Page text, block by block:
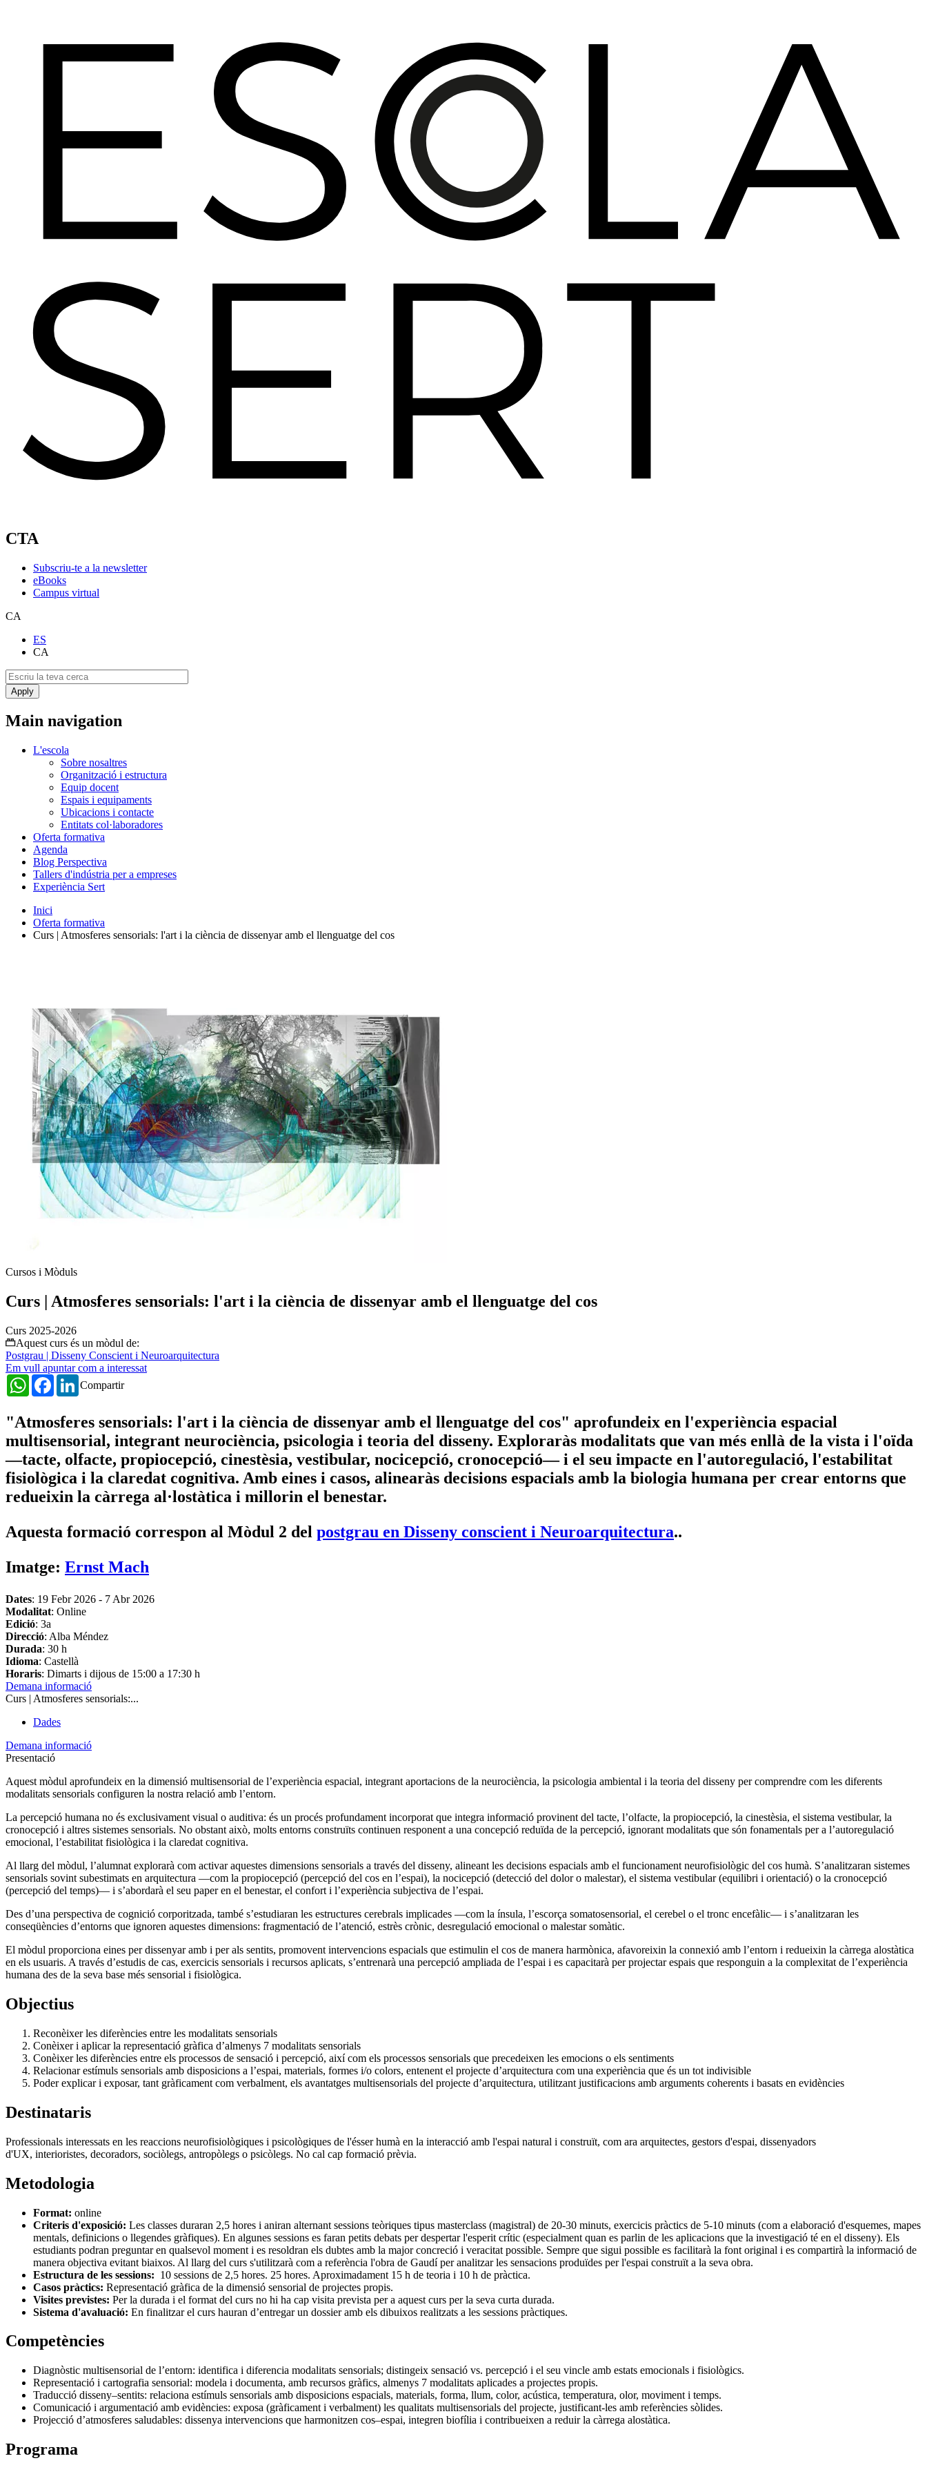
CTA
Subscriu-te a la newsletter
eBooks
Campus virtual
CA
ES
CA
Main navigation
L'escola
Sobre nosaltres
Organització i estructura
Equip docent
Espais i equipaments
Ubicacions i contacte
Entitats col·laboradores
Oferta formativa
Agenda
Blog Perspectiva
Tallers d'indústria per a empreses
Experiència Sert
Inici
Oferta formativa
Curs | Atmosferes sensorials: l'art i la ciència de dissenyar amb el llenguatge del cos
Cursos i Mòduls
Curs | Atmosferes sensorials: l'art i la ciència de dissenyar amb el llenguatge del cos
Curs 2025-2026
Aquest curs és un mòdul de:
Postgrau | Disseny Conscient i Neuroarquitectura
Em vull apuntar com a interessat
Compartir
WhatsAppFacebookLinkedIn
"Atmosferes sensorials: l'art i la ciència de dissenyar amb el llenguatge del cos" aprofundeix en l'experiència espacial
multisensorial, integrant neurociència, psicologia i teoria del disseny. Exploraràs modalitats que van més enllà de la vista i l'oïda
—tacte, olfacte, propiocepció, cinestèsia, vestibular, nocicepció, cronocepció— i el seu impacte en l'autoregulació, l'estabilitat
fisiològica i la claredat cognitiva. Amb eines i casos, alinearàs decisions espacials amb la biologia humana per crear entorns que
redueixin la càrrega al·lostàtica i millorin el benestar.
Aquesta formació correspon al Mòdul 2 del postgrau en Disseny conscient i Neuroarquitectura..
Imatge: Ernst Mach
Dates: 19 Febr 2026 - 7 Abr 2026
Modalitat: Online
Edició: 3a
Direcció: Alba Méndez
Durada: 30 h
Idioma: Castellà
Horaris: Dimarts i dijous de 15:00 a 17:30 h
Demana informació
Curs | Atmosferes sensorials:...
Dades
Demana informació
Presentació
Aquest mòdul aprofundeix en la dimensió multisensorial de l’experiència espacial, integrant aportacions de la neurociència, la psicologia ambiental i la teoria del disseny per comprendre com les diferents
modalitats sensorials configuren la nostra relació amb l’entorn.
La percepció humana no és exclusivament visual o auditiva: és un procés profundament incorporat que integra informació provinent del tacte, l’olfacte, la propiocepció, la cinestèsia, el sistema vestibular, la
cronocepció i altres sistemes sensorials. No obstant això, molts entorns construïts continuen responent a una concepció reduïda de la percepció, ignorant modalitats que són fonamentals per a l’autoregulació
emocional, l’estabilitat fisiològica i la claredat cognitiva.
Al llarg del mòdul, l’alumnat explorarà com activar aquestes dimensions sensorials a través del disseny, alineant les decisions espacials amb el funcionament neurofisiològic del cos humà. S’analitzaran sistemes
sensorials sovint subestimats en arquitectura —com la propiocepció (percepció del cos en l’espai), la nocicepció (detecció del dolor o malestar), el sistema vestibular (equilibri i orientació) o la cronocepció
(percepció del temps)— i s’abordarà el seu paper en el benestar, el confort i l’experiència subjectiva de l’espai.
Des d’una perspectiva de cognició corporitzada, també s’estudiaran les estructures cerebrals implicades —com la ínsula, l’escorça somatosensorial, el cerebel o el tronc encefàlic— i s’analitzaran les
conseqüències d’entorns que ignoren aquestes dimensions: fragmentació de l’atenció, estrès crònic, desregulació emocional o malestar somàtic.
El mòdul proporciona eines per dissenyar amb i per als sentits, promovent intervencions espacials que estimulin el cos de manera harmònica, afavoreixin la connexió amb l’entorn i redueixin la càrrega alostàtica
en els usuaris. A través d’estudis de cas, exercicis sensorials i recursos aplicats, s’entrenarà una percepció ampliada de l’espai i es capacitarà per projectar espais que responguin a la complexitat de l’experiència
humana des de la seva base més sensorial i fisiològica.
Objectius
Reconèixer les diferències entre les modalitats sensorials
Conèixer i aplicar la representació gràfica d’almenys 7 modalitats sensorials
Conèixer les diferències entre els processos de sensació i percepció, així com els processos sensorials que precedeixen les emocions o els sentiments
Relacionar estímuls sensorials amb disposicions a l’espai, materials, formes i/o colors, entenent el projecte d’arquitectura com una experiència que és un tot indivisible
Poder explicar i exposar, tant gràficament com verbalment, els avantatges multisensorials del projecte d’arquitectura, utilitzant justificacions amb arguments coherents i basats en evidències
Destinataris
Professionals interessats en les reaccions neurofisiològiques i psicològiques de l'ésser humà en la interacció amb l'espai natural i construït, com ara arquitectes, gestors d'espai, dissenyadors
d'UX, interioristes, decoradors, sociòlegs, antropòlegs o psicòlegs. No cal cap formació prèvia.
Metodologia
Format: online
Criteris d'exposició: Les classes duraran 2,5 hores i aniran alternant sessions teòriques tipus masterclass (magistral) de 20-30 minuts, exercicis pràctics de 5-10 minuts (com a elaboració d'esquemes, mapes
mentals, definicions o llegendes gràfiques). En algunes sessions es faran petits debats per despertar l'esperit crític (especialment quan es parlin de les aplicacions que la investigació té en el disseny). Els
estudiants podran preguntar en qualsevol moment i es resoldran els dubtes amb la major concreció i veracitat possible. Sempre que sigui possible es facilitarà la font original i es compartirà la informació de
manera objectiva evitant biaixos. Al llarg del curs s'utilitzarà com a referència l'obra de Gaudí per analitzar les sensacions produïdes per l'espai construït a la seva obra.
Estructura de les sessions: 10 sessions de 2,5 hores. 25 hores. Aproximadament 15 h de teoria i 10 h de pràctica.
Casos pràctics: Representació gràfica de la dimensió sensorial de projectes propis.
Visites previstes: Per la durada i el format del curs no hi ha cap visita prevista per a aquest curs per la seva curta durada.
Sistema d'avaluació: En finalitzar el curs hauran d’entregar un dossier amb els dibuixos realitzats a les sessions pràctiques.
Competències
Diagnòstic multisensorial de l’entorn: identifica i diferencia modalitats sensorials; distingeix sensació vs. percepció i el seu vincle amb estats emocionals i fisiològics.
Representació i cartografia sensorial: modela i documenta, amb recursos gràfics, almenys 7 modalitats aplicades a projectes propis.
Traducció disseny–sentits: relaciona estímuls sensorials amb disposicions espacials, materials, forma, llum, color, acústica, temperatura, olor, moviment i temps.
Comunicació i argumentació amb evidències: exposa (gràficament i verbalment) les qualitats multisensorials del projecte, justificant-les amb referències sòlides.
Projecció d’atmosferes saludables: dissenya intervencions que harmonitzen cos–espai, integren biofília i contribueixen a reduir la càrrega alostàtica.
Programa